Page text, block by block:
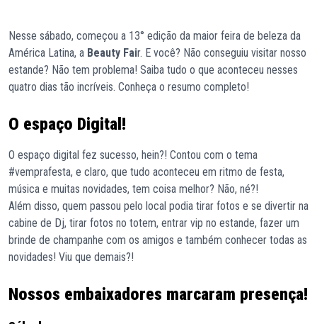
Nesse sábado, começou a 13° edição da maior feira de beleza da
América Latina, a Beauty Fair. E você? Não conseguiu visitar nosso
estande? Não tem problema! Saiba tudo o que aconteceu nesses
quatro dias tão incríveis. Conheça o resumo completo!
O espaço Digital!
O espaço digital fez sucesso, hein?! Contou com o tema
#vemprafesta, e claro, que tudo aconteceu em ritmo de festa,
música e muitas novidades, tem coisa melhor? Não, né?!
Além disso, quem passou pelo local podia tirar fotos e se divertir na
cabine de Dj, tirar fotos no totem, entrar vip no estande, fazer um
brinde de champanhe com os amigos e também conhecer todas as
novidades! Viu que demais?!
Nossos embaixadores marcaram presença!